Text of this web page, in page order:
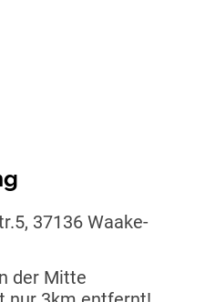
37136 Waake-
der Mitte